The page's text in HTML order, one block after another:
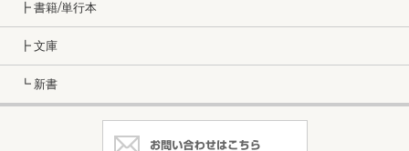
┣ 書籍/単行本
┣ 文庫
┗ 新書